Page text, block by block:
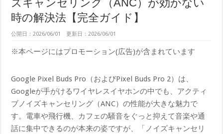
ズキャンセリング（ANC）が効かない
時の解決法【完全ガイド】
公開日：2026/06/01 更新日：2026/06/01
※本ページにはプロモーション(広告)が含まれています
Google Pixel Buds Pro（およびPixel Buds Pro 2）は、
Googleが手がけるワイヤレスイヤホンの中でも、アクティ
ブノイズキャンセリング（ANC）の性能が大きな魅力で
す。電車や飛行機、カフェの騒音をぐっと抑えて音楽や通
話に集中できるのが本来の姿ですが、「ノイズキャンセリ